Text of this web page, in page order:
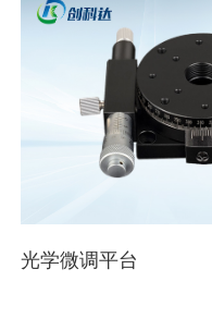
光学微调平台